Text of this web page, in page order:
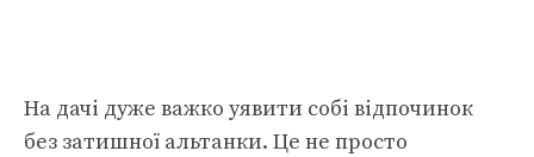
На дачі дуже важко уявити собі відпочинок
без затишної альтанки. Це не просто